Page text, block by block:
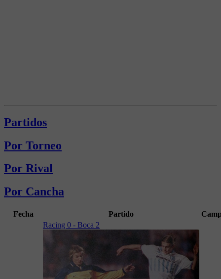
Partidos
Por Torneo
Por Rival
Por Cancha
Fecha Partido
Racing 0 - Boca 2